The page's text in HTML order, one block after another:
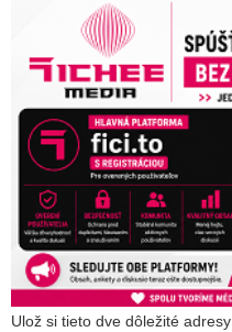
Ulož si tieto dve dôležité adresy